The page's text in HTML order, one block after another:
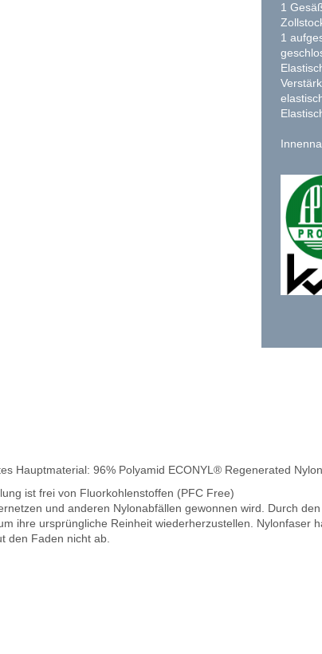
1
1
Hauptmaterial: 96% Polyamid ECONYL® Regenerated
ist frei von Fluorkohlenstoffen (PFC Free)
und anderen Nylonabfällen gewonnen wird. Durch
ihre ursprüngliche Reinheit wiederherzustellen. Nylonfaser
den Faden nicht ab.